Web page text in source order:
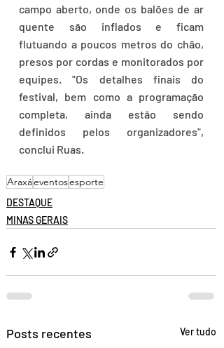
campo aberto, onde os balões de ar
quente são inflados e ficam
flutuando a poucos metros do chão,
presos por cordas e monitorados por
equipes. "Os detalhes finais do
festival, bem como a programação
completa, ainda estão sendo
definidos pelos organizadores",
conclui Ruas.
Araxáeventosesporte
DESTAQUE
MINAS GERAIS
Posts recentes Ver tudo